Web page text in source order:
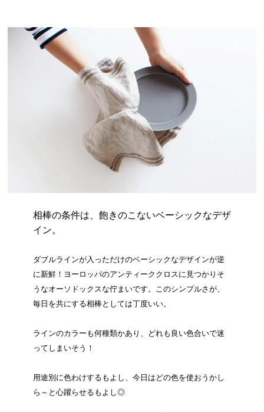
相棒の条件は、飽きのこないベーシックなデザ
イン。
ダブルラインが入っただけのベーシックなデザインが逆
に新鮮！ヨーロッパのアンティーククロスに見つかりそ
うなオーソドックスな佇まいです。このシンプルさが、
毎日を共にする相棒としては丁度いい。
ラインのカラーも何種類かあり、どれも良い色合いで迷
ってしまいそう！
用途別に色わけするもよし、今日はどの色を使おうかし
ら～と心躍らせるもよし◎